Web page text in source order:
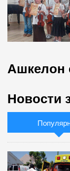
Ашкелон
Новости